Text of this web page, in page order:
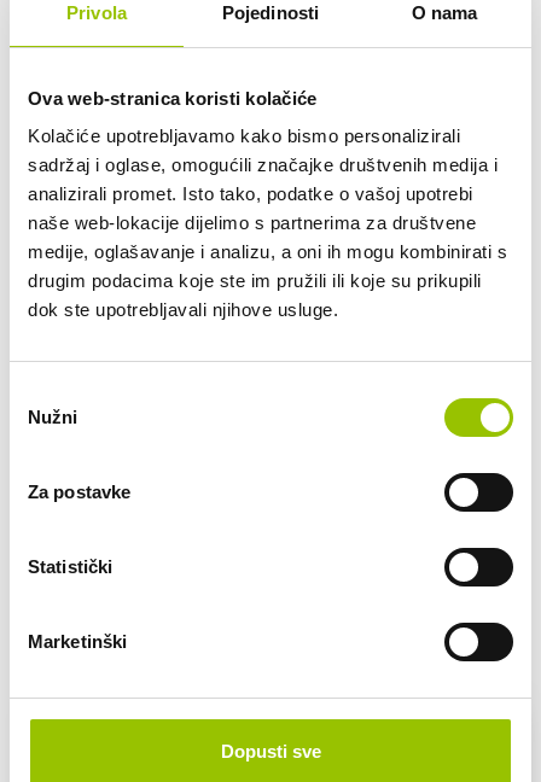
Privola Pojedinosti O nama
Ova web-stranica koristi kolačiće
Kolačiće upotrebljavamo kako bismo personalizirali
sadržaj i oglase, omogućili značajke društvenih medija i
analizirali promet. Isto tako, podatke o vašoj upotrebi
naše web-lokacije dijelimo s partnerima za društvene
medije, oglašavanje i analizu, a oni ih mogu kombinirati s
drugim podacima koje ste im pružili ili koje su prikupili
dok ste upotrebljavali njihove usluge.
pristanka
Nužni
Za postavke
Statistički
Marketinški
Dopusti sve
Planirana mjesečna kilometraža:
do 2.000 km
do 2.500 km
do 3.000 km
do 3.500 km
do 4.000 km
do 5.000 km
Pretežno područje korištenja/lokacije vozila (npr.
POŠALJI UPIT